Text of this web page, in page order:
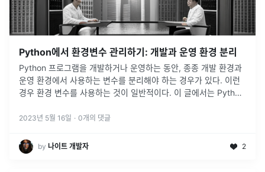
Python에서 환경변수 관리하기: 개발과 운영 환경 분리
Python 프로그램을 개발하거나 운영하는 동안, 종종 개발 환경과
운영 환경에서 사용하는 변수를 분리해야 하는 경우가 있다. 이런
경우 환경 변수를 사용하는 것이 일반적이다. 이 글에서는 Python
경변수...
2023년 5월 16일 · 0개의 댓글
by 나이트 개발자 2